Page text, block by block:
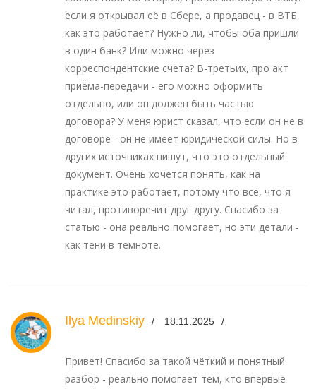
если я открывал её в Сбере, а продавец - в ВТБ,
как это работает? Нужно ли, чтобы оба пришли
в один банк? Или можно через
корреспондентские счета? В-третьих, про акт
приёма-передачи - его можно оформить
отдельно, или он должен быть частью
договора? У меня юрист сказал, что если он не в
договоре - он не имеет юридической силы. Но в
других источниках пишут, что это отдельный
документ. Очень хочется понять, как на
практике это работает, потому что всё, что я
читал, противоречит друг другу. Спасибо за
статью - она реально помогает, но эти детали -
как тени в темноте.
Ilya Medinskiy 18.11.2025
Привет! Спасибо за такой чёткий и понятный
разбор - реально помогает тем, кто впервые